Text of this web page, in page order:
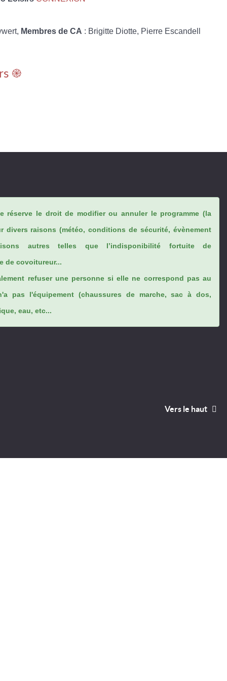
Membres de CA : Brigitte Diotte, Pierre Escandell
֎
réserve le droit de modifier ou annuler le programme (la
divers raisons (météo, conditions de sécurité, évènement
autres telles que l’indisponibilité fortuite de
de covoitureur...
refuser une personne si elle ne correspond pas au
pas l'équipement (chaussures de marche, sac à dos,
eau, etc...
Vers le haut